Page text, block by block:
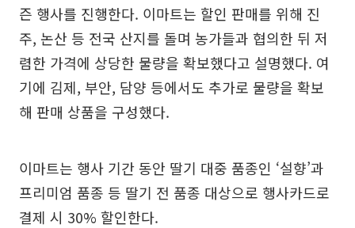
즌 행사를 진행한다. 이마트는 할인 판매를 위해 진
주, 논산 등 전국 산지를 돌며 농가들과 협의한 뒤 저
렴한 가격에 상당한 물량을 확보했다고 설명했다. 여
기에 김제, 부안, 담양 등에서도 추가로 물량을 확보
해 판매 상품을 구성했다.
이마트는 행사 기간 동안 딸기 대중 품종인 ‘설향’과
프리미엄 품종 등 딸기 전 품종 대상으로 행사카드로
결제 시 30% 할인한다.